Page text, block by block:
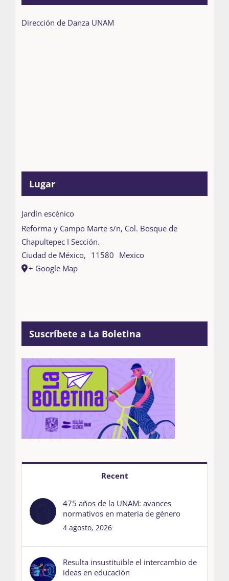
Dirección de Danza UNAM
Lugar
Jardín escénico
Reforma y Campo Marte s/n, Col. Bosque de
Chapultepec I Sección.
Ciudad de México, 11580 Mexico
+ Google Map
Suscríbete a La Boletina
Recent
475 años de la UNAM: avances
normativos en materia de género
4 agosto, 2026
Resulta insustituible el intercambio de
ideas en educación